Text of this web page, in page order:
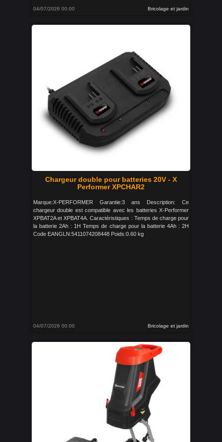
04/07/2026 00:00 Bricolage et jardin
Chargeur double pour batteries 20V - X
Performer XPCHAR2
Marque:X-PERFORMER Garantie:3 ans Description: Ce
chargeur double est compatible avec les batteries X-Performer
XPBAT2A et XPBAT4A. Caractéristiques : Temps de charge pour
la batterie 2Ah : 1H Temps de charge pour la batterie 4Ah : 2H
Code EANGLN:5411074208448 Poids:0.60 kg
04/07/2026 00:00 Bricolage et jardin